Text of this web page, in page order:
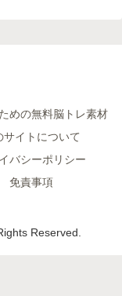
めの無料脳トレ素材
サイトについて
バシーポリシー
免責事項
Reserved.